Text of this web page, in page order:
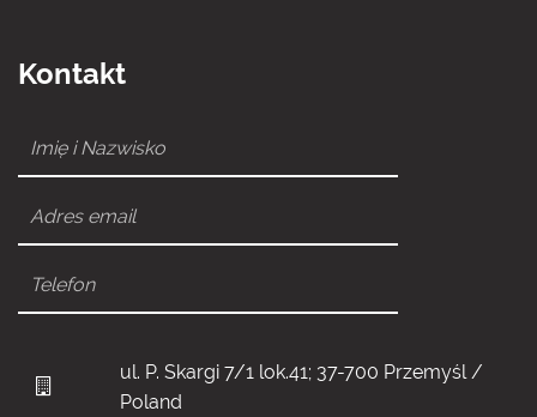
Kontakt
ul. P. Skargi 7/1 lok.41; 37-700 Przemyśl /
Poland